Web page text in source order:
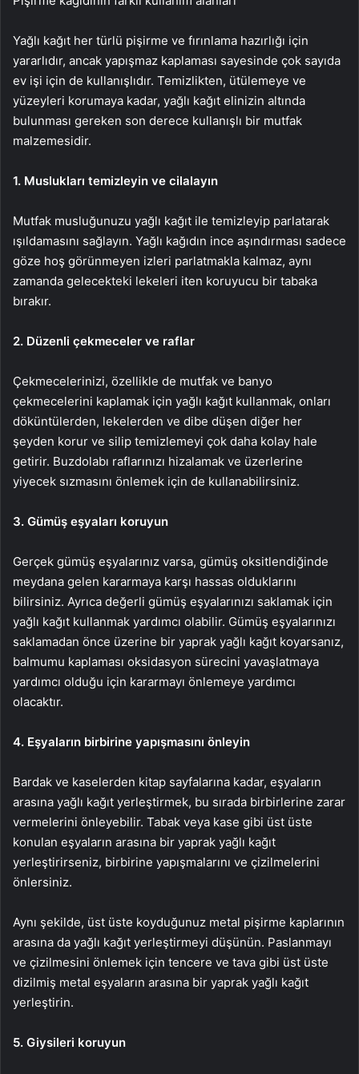
Yağlı kağıt her türlü pişirme ve fırınlama hazırlığı için
yararlıdır, ancak yapışmaz kaplaması sayesinde çok sayıda
ev işi için de kullanışlıdır. Temizlikten, ütülemeye ve
yüzeyleri korumaya kadar, yağlı kağıt elinizin altında
bulunması gereken son derece kullanışlı bir mutfak
malzemesidir.
1. Muslukları temizleyin ve cilalayın
Mutfak musluğunuzu yağlı kağıt ile temizleyip parlatarak
ışıldamasını sağlayın. Yağlı kağıdın ince aşındırması sadece
göze hoş görünmeyen izleri parlatmakla kalmaz, aynı
zamanda gelecekteki lekeleri iten koruyucu bir tabaka
bırakır.
2. Düzenli çekmeceler ve raflar
Çekmecelerinizi, özellikle de mutfak ve banyo
çekmecelerini kaplamak için yağlı kağıt kullanmak, onları
döküntülerden, lekelerden ve dibe düşen diğer her
şeyden korur ve silip temizlemeyi çok daha kolay hale
getirir. Buzdolabı raflarınızı hizalamak ve üzerlerine
yiyecek sızmasını önlemek için de kullanabilirsiniz.
3. Gümüş eşyaları koruyun
Gerçek gümüş eşyalarınız varsa, gümüş oksitlendiğinde
meydana gelen kararmaya karşı hassas olduklarını
bilirsiniz. Ayrıca değerli gümüş eşyalarınızı saklamak için
yağlı kağıt kullanmak yardımcı olabilir. Gümüş eşyalarınızı
saklamadan önce üzerine bir yaprak yağlı kağıt koyarsanız,
balmumu kaplaması oksidasyon sürecini yavaşlatmaya
yardımcı olduğu için kararmayı önlemeye yardımcı
olacaktır.
4. Eşyaların birbirine yapışmasını önleyin
Bardak ve kaselerden kitap sayfalarına kadar, eşyaların
arasına yağlı kağıt yerleştirmek, bu sırada birbirlerine zarar
vermelerini önleyebilir. Tabak veya kase gibi üst üste
konulan eşyaların arasına bir yaprak yağlı kağıt
yerleştirirseniz, birbirine yapışmalarını ve çizilmelerini
önlersiniz.
Aynı şekilde, üst üste koyduğunuz metal pişirme kaplarının
arasına da yağlı kağıt yerleştirmeyi düşünün. Paslanmayı
ve çizilmesini önlemek için tencere ve tava gibi üst üste
dizilmiş metal eşyaların arasına bir yaprak yağlı kağıt
yerleştirin.
5. Giysileri koruyun